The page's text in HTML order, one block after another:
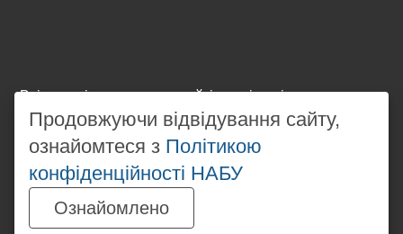
Всі матеріали на цьому сайті розміщені на умовах
ліцензіїCreative Commons Attribution-NonCommercial-
NoDerivatives 4.0 International. Використання будь-
яких матеріалів, розміщених на сайті, дозволяється
за умови посилання наwww.nabu.gov.ua
незалежності від повного або часткового
використання матеріалів.
Продовжуючи відвідування сайту,
ознайомтеся з Політикою
конфіденційності НАБУ
Ознайомлено